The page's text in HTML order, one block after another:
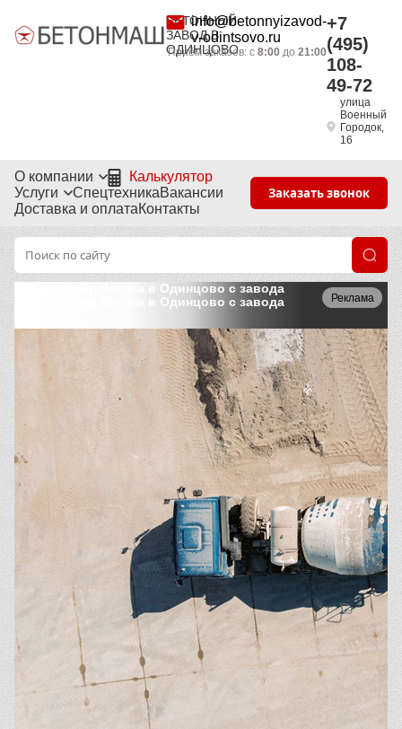
БЕТОННЫЙ
ЗАВОД В
ОДИНЦОВО
info@betonnyizavod-
v-odintsovo.ru
Приём заказов: с8:00 до21:00
+7
(495)
108-
49-72
улица
Военный
Городок,
16
О компании
Калькулятор
Услуги
СпецтехникаВакансии
Доставка и оплатаКонтакты
Заказать звонок
Реклама
Калькулятор бетона в Одинцово с завода
Калькулятор бетона в Одинцово с завода